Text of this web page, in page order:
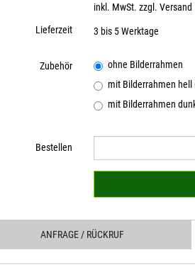
inkl. MwSt. zzgl.Versand
Lieferzeit
3 bis 5 Werktage
Zubehör
ohne Bilderrahmen
mit Bilderrahmen hell
mit Bilderrahmen
Bestellen
ANFRAGE / RÜCKRUF